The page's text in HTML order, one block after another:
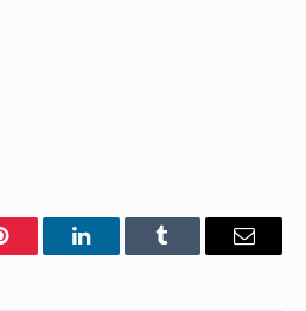
LinkedInTumblr
E-